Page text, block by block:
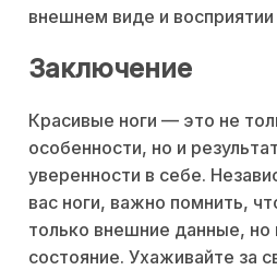
внешнем виде и
Заключение
Красивые ноги — это не
особенности, но и
уверенности в себе.
вас ноги, важно помнить,
только внешние данные, но
состояние. Ухаживайте за